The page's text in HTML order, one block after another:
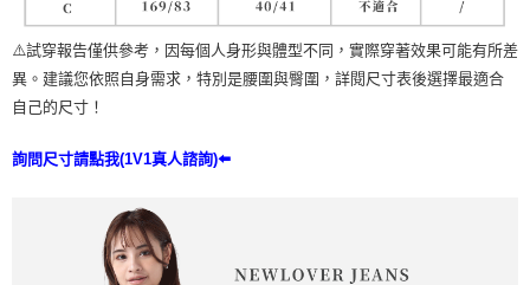
⚠️試穿報告僅供參考，因每個人身形與體型不同，實際穿著效果可能有所差
異。建議您依照自身需求，特別是腰圍與臀圍，詳閱尺寸表後選擇最適合
自己的尺寸！
詢問尺寸請點我(1V1真人諮詢)⬅️